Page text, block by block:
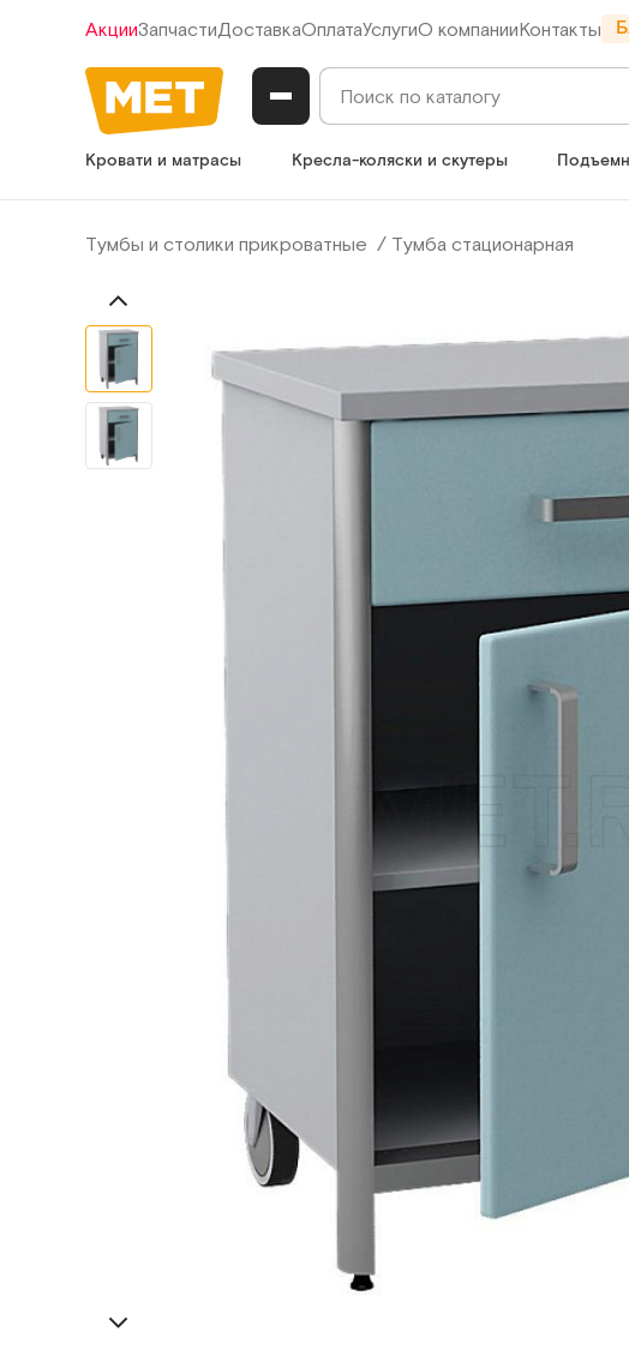
АкцииЗапчастиДоставкаОплатаУслугиО компанииКонтакты
Кровати и матрасы Кресла-коляски и скутеры
Тумбы и столики прикроватные Тумба стационарная